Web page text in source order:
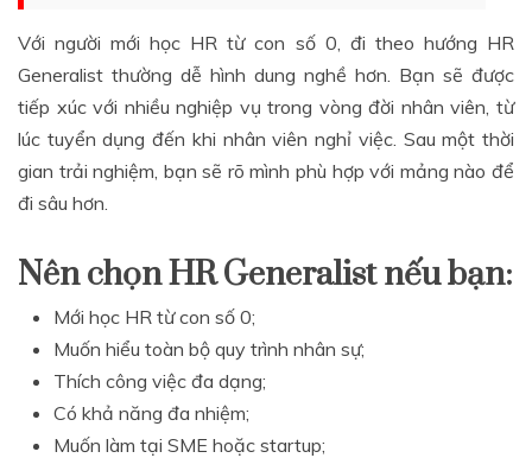
Với người mới học HR từ con số 0, đi theo hướng HR
Generalist thường dễ hình dung nghề hơn. Bạn sẽ được
tiếp xúc với nhiều nghiệp vụ trong vòng đời nhân viên, từ
lúc tuyển dụng đến khi nhân viên nghỉ việc. Sau một thời
gian trải nghiệm, bạn sẽ rõ mình phù hợp với mảng nào để
đi sâu hơn.
Nên chọn HR Generalist nếu bạn:
Mới học HR từ con số 0;
Muốn hiểu toàn bộ quy trình nhân sự;
Thích công việc đa dạng;
Có khả năng đa nhiệm;
Muốn làm tại SME hoặc startup;